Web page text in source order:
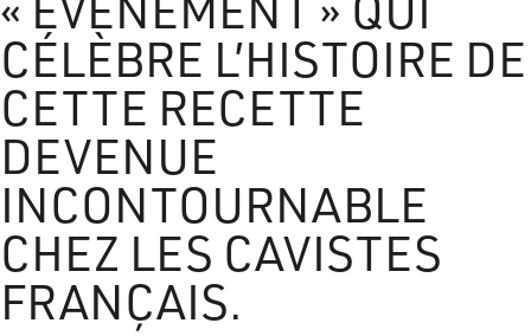
CÉLÈBRE L’HISTOIRE DE
CETTE RECETTE
DEVENUE
INCONTOURNABLE
CHEZ LES CAVISTES
FRANÇAIS.